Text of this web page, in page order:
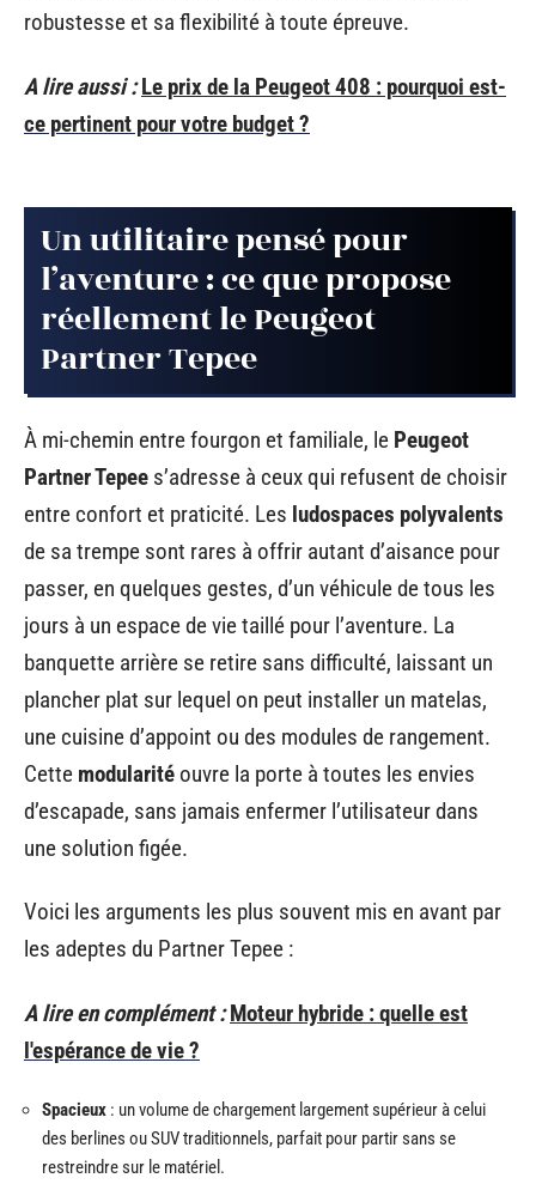
robustesse et sa flexibilité à toute épreuve.
A lire aussi : Le prix de la Peugeot 408 : pourquoi est-
ce pertinent pour votre budget ?
Un utilitaire pensé pour
l’aventure : ce que propose
réellement le Peugeot
Partner Tepee
À mi-chemin entre fourgon et familiale, le Peugeot
Partner Tepee s’adresse à ceux qui refusent de choisir
entre confort et praticité. Les ludospaces polyvalents
de sa trempe sont rares à offrir autant d’aisance pour
passer, en quelques gestes, d’un véhicule de tous les
jours à un espace de vie taillé pour l’aventure. La
banquette arrière se retire sans difficulté, laissant un
plancher plat sur lequel on peut installer un matelas,
une cuisine d’appoint ou des modules de rangement.
Cette modularité ouvre la porte à toutes les envies
d’escapade, sans jamais enfermer l’utilisateur dans
une solution figée.
Voici les arguments les plus souvent mis en avant par
les adeptes du Partner Tepee :
A lire en complément : Moteur hybride : quelle est
l'espérance de vie ?
Spacieux : un volume de chargement largement supérieur à celui
des berlines ou SUV traditionnels, parfait pour partir sans se
restreindre sur le matériel.